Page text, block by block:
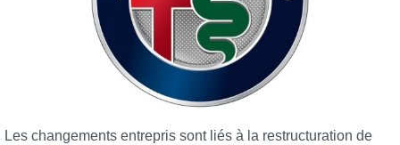
Les changements entrepris sont liés à la restructuration de